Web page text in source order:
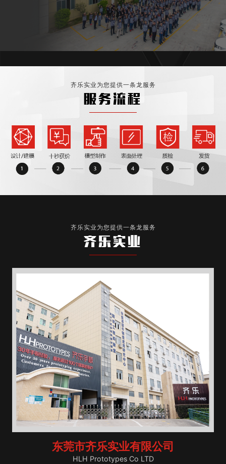
齐乐实业为您提供一条龙服务
服务流程
齐乐实业为您提供一条龙服务
齐乐实业
东莞市齐乐实业有限公司
HLH Prototypes Co LTD